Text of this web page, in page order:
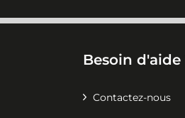
Besoin d'aide
Contactez-nous